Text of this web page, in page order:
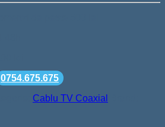
0754.675.675
Cablu TV Coaxial